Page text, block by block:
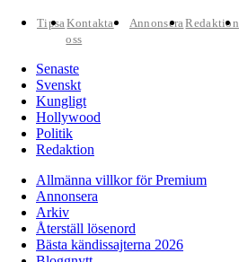
TipsaKontakta
oss
AnnonseraRedaktion
Senaste
Svenskt
Kungligt
Hollywood
Politik
Redaktion
Allmänna villkor för Premium
Annonsera
Arkiv
Återställ lösenord
Bästa kändissajterna 2026